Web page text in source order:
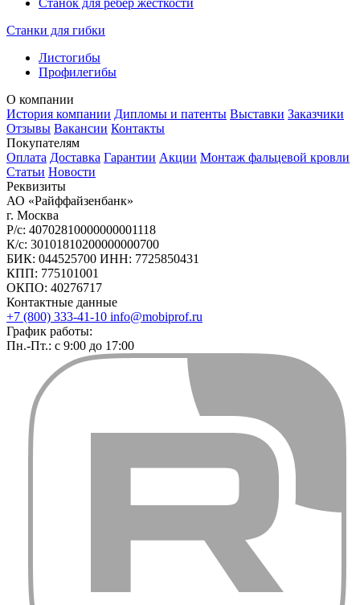
Станки для гибки
Листогибы
Профилегибы
О компании
История компании Дипломы и патенты Выставки Заказчики
Отзывы Вакансии Контакты
Покупателям
Оплата Доставка Гарантии Акции Монтаж фальцевой кровли
Статьи Новости
Реквизиты
АО «Райффайзенбанк»
г. Москва
Р/с: 40702810000000001118
К/с: 30101810200000000700
БИК: 044525700 ИНН: 7725850431
КПП: 775101001
ОКПО: 40276717
Контактные данные
+7 (800) 333-41-10 info@mobiprof.ru
График работы:
Пн.-Пт.: с 9:00 до 17:00